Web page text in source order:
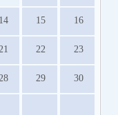
14 15 16
22 23
29 30